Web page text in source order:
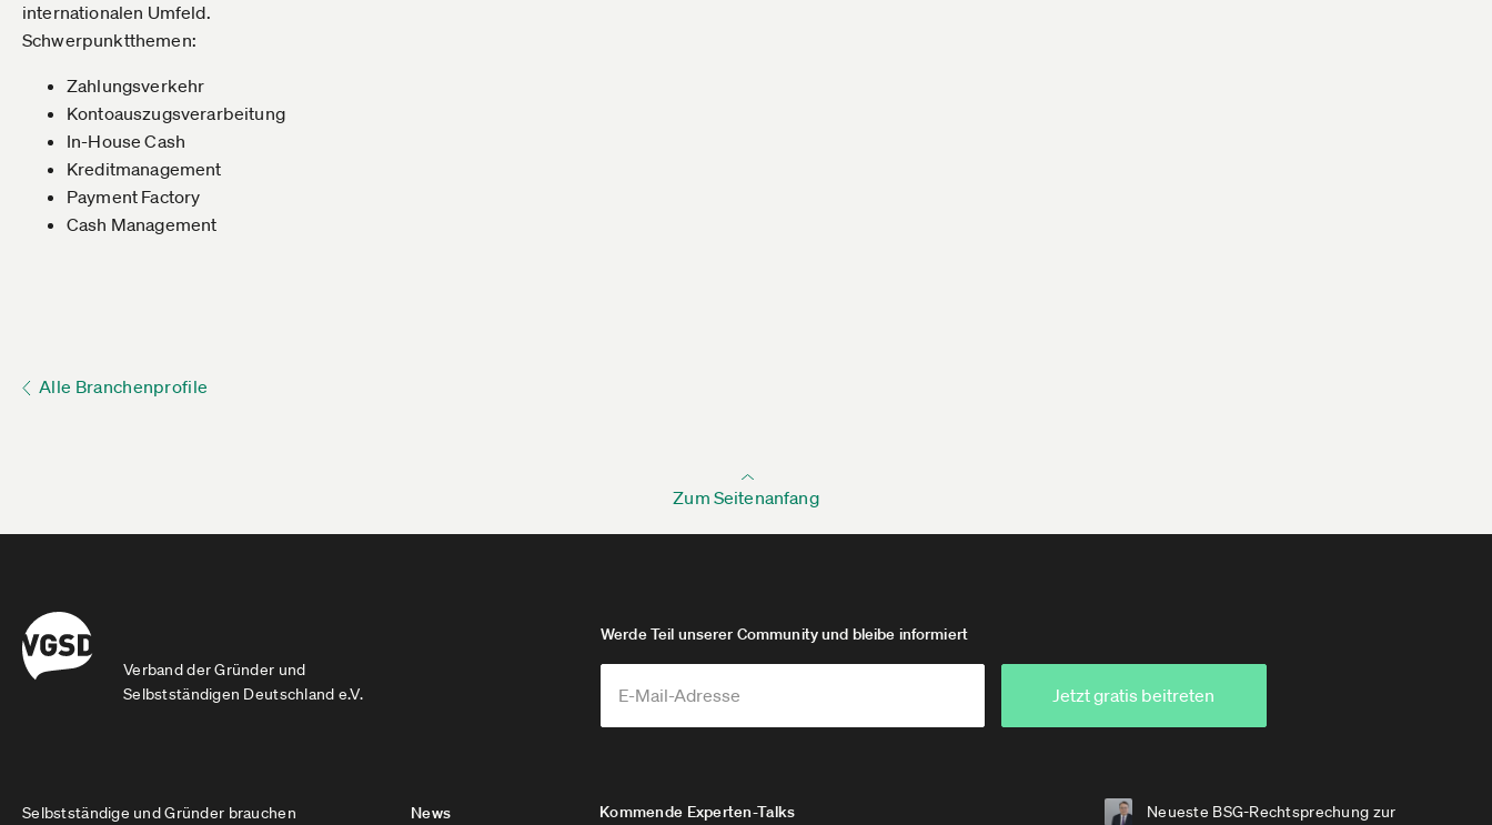
internationalen Umfeld.
Schwerpunktthemen:
Zahlungsverkehr
Kontoauszugsverarbeitung
In-House Cash
Kreditmanagement
Payment Factory
Cash Management
Alle Branchenprofile
Zum Seitenanfang
Verband der Gründer und
Selbstständigen Deutschland e.V.
Werde Teil unserer Community und bleibe informiert
Jetzt gratis beitreten
Selbstständige und Gründer brauchen
News
Kommende Experten-Talks
Neueste BSG-Rechtsprechung zur